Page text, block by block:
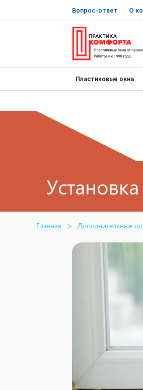
Вопрос-ответ О
Пластиковые окна
Главная Дополнительные